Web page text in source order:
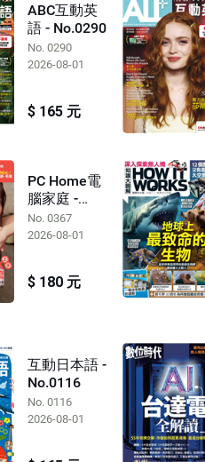
ABC互動英
語 - No.0290
No. 0290
2026-08-01
$ 165 元
PC Home電
腦家庭 -
No.0367
No. 0367
2026-08-01
$ 180 元
互動日本語 -
No.0116
No. 0116
2026-08-01